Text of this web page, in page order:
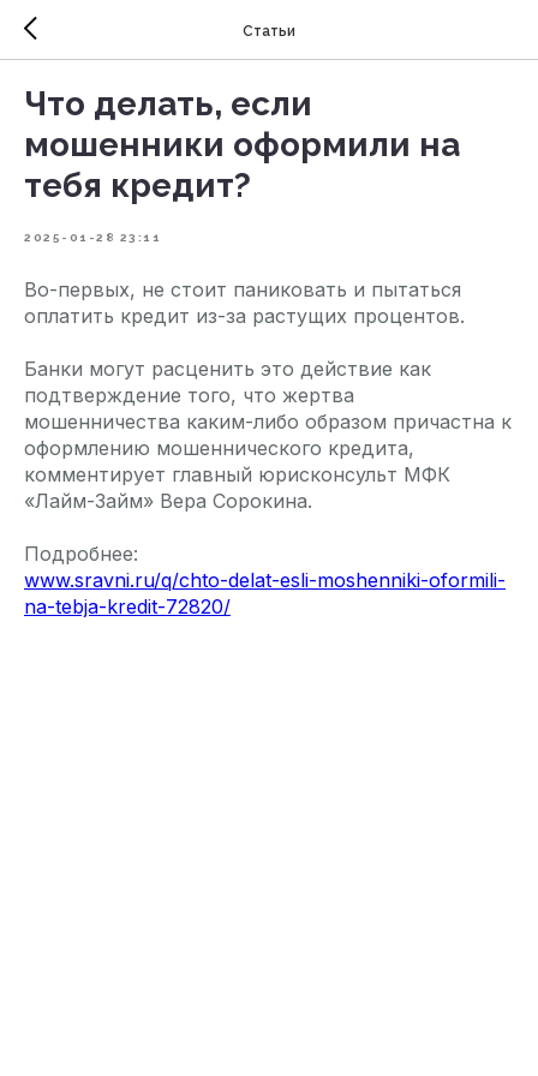
Статьи
Что делать, если
мошенники оформили на
тебя кредит?
2025-01-28 23:11
Во-первых, не стоит паниковать и пытаться
оплатить кредит из-за растущих процентов.
Банки могут расценить это действие как
подтверждение того, что жертва
мошенничества каким-либо образом причастна к
оформлению мошеннического кредита,
комментирует главный юрисконсульт МФК
«Лайм-Займ» Вера Сорокина.
Подробнее:
www.sravni.ru/q/chto-delat-esli-moshenniki-oformili-
na-tebja-kredit-72820/